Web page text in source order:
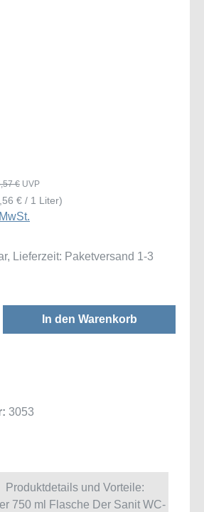
€ UVP
€ / 1 Liter)
Lieferzeit: Paketversand 1-3
Gib den gewünschten
In den Warenkorb
3053
Produktdetails und Vorteile:
750 ml Flasche Der Sanit WC-